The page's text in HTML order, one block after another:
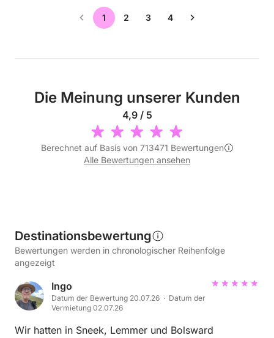
1 2 3 4
Die Meinung unserer Kunden
4,9 / 5
Berechnet auf Basis von 713471 Bewertungen
Alle Bewertungen ansehen
Destinationsbewertung
Bewertungen werden in chronologischer Reihenfolge
angezeigt
Ingo
Datum der Bewertung 20.07.26 · Datum der
Vermietung 02.07.26
Wir hatten in Sneek, Lemmer und Bolsward